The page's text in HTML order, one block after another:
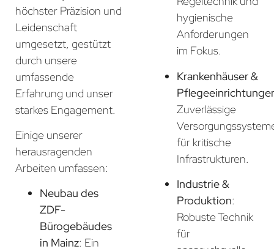
höchster Präzision und
Leidenschaft
umgesetzt, gestützt
durch unsere
umfassende
Erfahrung und unser
starkes Engagement.
Einige unserer
herausragenden
Arbeiten umfassen:
Neubau des
ZDF-
Bürogebäudes
in Mainz: Ein
hygienische
Anforderungen
im Fokus.
Krankenhäuser &
Zuverlässige
für kritische
Infrastrukturen.
Industrie &
Produktion:
Robuste Technik
für